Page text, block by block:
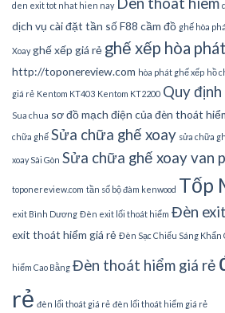
den exit tot nhat hien nay
dịch vụ cài đặt tần sốF88 cầm đồ ghế hòa
Xoay ghế xếp giá rẻ ghế xếp hòa phát
http://toponereview.com hòa phát ghế xếp hồ
giá rẻ Kentom KT403 Kentom KT2200 Quy
Sua chua sơ đồ mạch điện của đèn thoát
chữa ghế Sửa chữa ghế xoay sửa chữa
xoay Sài Gòn Sửa chữa ghế xoay van
toponereview.com tần số bộ đàm kenwood Tốp
exit Bình Dương Đèn exit lối thoát hiểm Đèn
exit thoát hiểm giá rẻ Đèn Sạc Chiếu Sáng Khẩn
hiểm Cao Bằng Đèn thoát hiểm giá rẻ
rẻ đèn lối thoát giá rẻ đèn lối thoát hiểm giá rẻ